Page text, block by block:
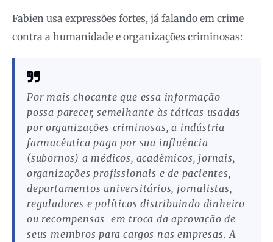
Fabien usa expressões fortes, já falando em crime
contra a humanidade e organizações criminosas:
Por mais chocante que essa informação
possa parecer, semelhante às táticas usadas
por organizações criminosas, a indústria
farmacêutica paga por sua influência
(subornos) a médicos, acadêmicos, jornais,
organizações profissionais e de pacientes,
departamentos universitários, jornalistas,
reguladores e políticos distribuindo dinheiro
ou recompensas em troca da aprovação de
seus membros para cargos nas empresas. A